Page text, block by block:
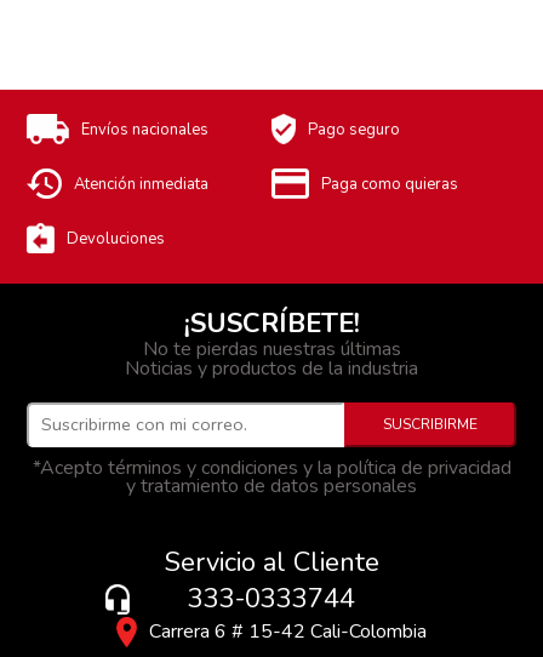
Envíos nacionales Pago seguro
Atención inmediata Paga como quieras
Devoluciones
¡SUSCRÍBETE!
No te pierdas nuestras últimas
Noticias y productos de la industria
*Acepto términos y condiciones y la política de privacidad
y tratamiento de datos personales
Servicio al Cliente
333-0333744
Carrera 6 # 15-42 Cali-Colombia